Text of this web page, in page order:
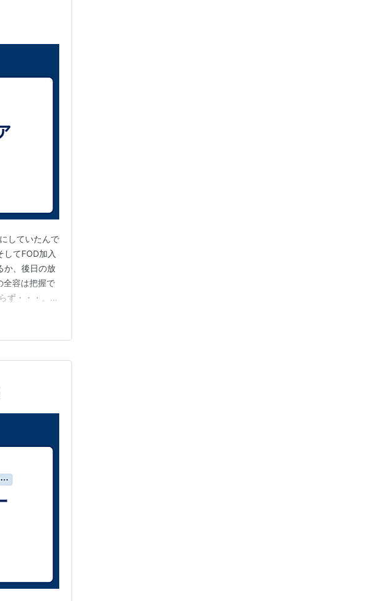
していたんで
てFOD加入
か、後日の放
全容は把握で
ず・・・。ち
見ていたので